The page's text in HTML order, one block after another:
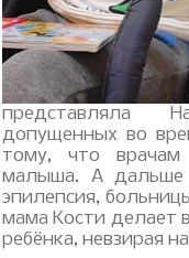
представляла
допущенных во
тому, что
малыша. А дальше
эпилепсия,
мама Кости делает
ребёнка, невзирая